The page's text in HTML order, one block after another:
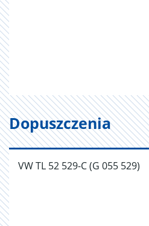
Dopuszczenia
VW TL 52 529-C (G 055 529)